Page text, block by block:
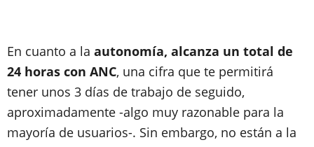
En cuanto a la autonomía, alcanza un total de
24 horas con ANC, una cifra que te permitirá
tener unos 3 días de trabajo de seguido,
aproximadamente -algo muy razonable para la
mayoría de usuarios-. Sin embargo, no están a la